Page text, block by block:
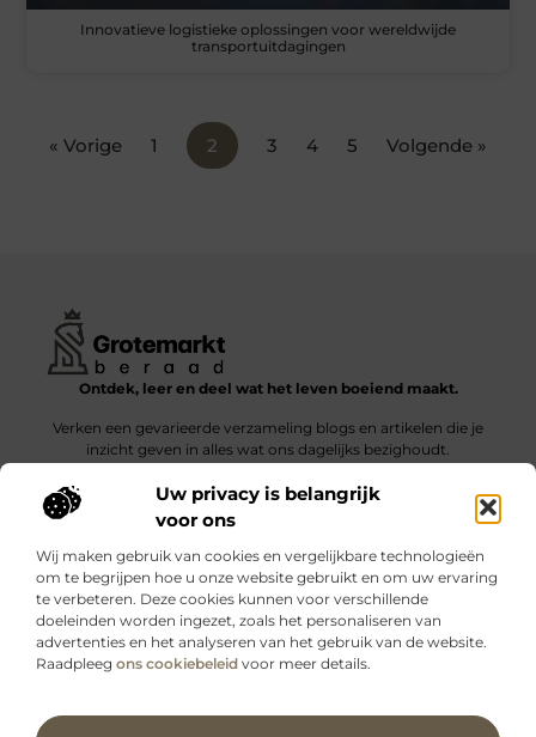
Uw privacy is belangrijk
voor ons
Wij maken gebruik van cookies en vergelijkbare technologieën
om te begrijpen hoe u onze website gebruikt en om uw ervaring
te verbeteren. Deze cookies kunnen voor verschillende
doeleinden worden ingezet, zoals het personaliseren van
advertenties en het analyseren van het gebruik van de website.
Raadpleeg ons cookiebeleid voor meer details.
Innovatieve logistieke oplossingen voor wereldwijde
transportuitdagingen
« Vorige 1 2 3 4 5 Volgende »
Ontdek, leer en deel wat het leven boeiend maakt.
Verken een gevarieerde verzameling blogs en artikelen die je
inzicht geven in alles wat ons dagelijks bezighoudt.
Bericht categorie
Onze informatie